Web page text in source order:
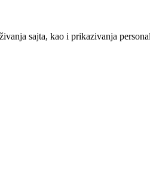
sajta, kao i prikazivanja